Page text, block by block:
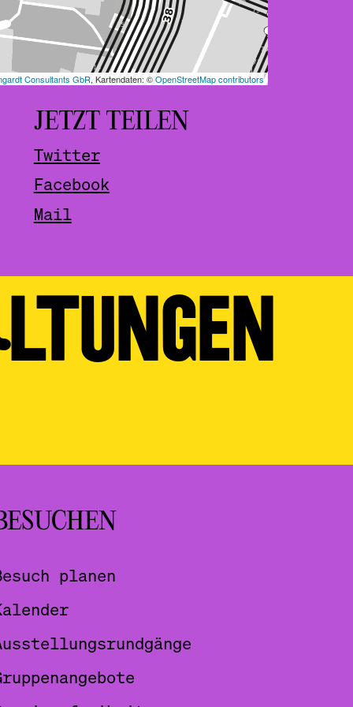
JETZT TEILEN
Twitter
Facebook
Mail
planen